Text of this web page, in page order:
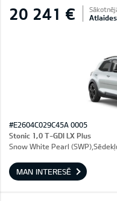
20 241 €
#E2604C029C45A 0005
Stonic 1,0 T-GDI LX Plus
Snow White Pearl
MAN INTERESĒ